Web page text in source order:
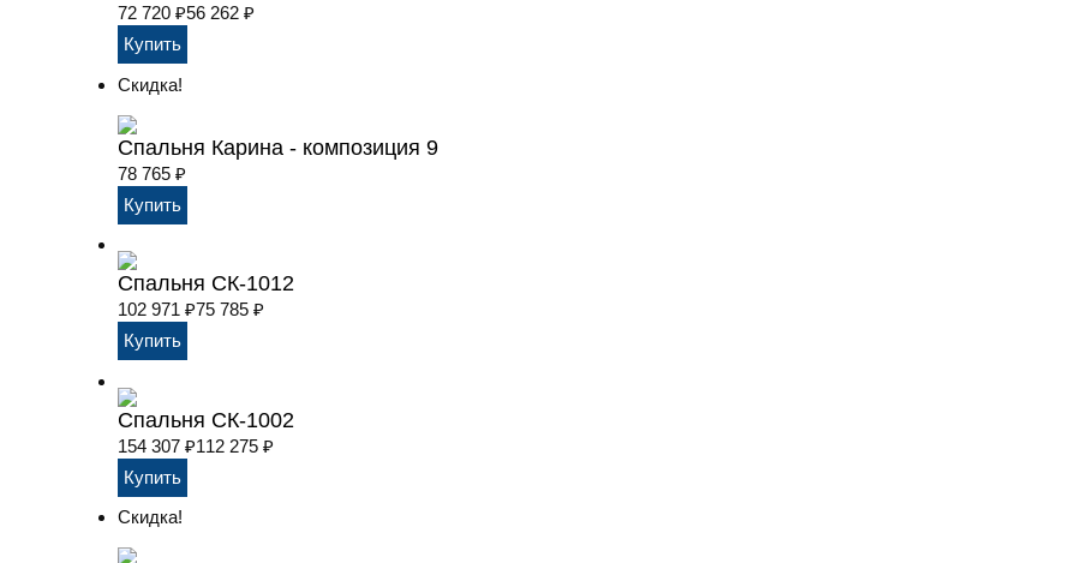
72 720 ₽56 262 ₽
Скидка!
Cпальня Карина - композиция 9
78 765 ₽
Спальня СК-1012
102 971 ₽75 785 ₽
Спальня СК-1002
154 307 ₽112 275 ₽
Скидка!